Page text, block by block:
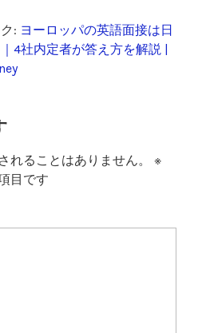
: ヨーロッパの英語面接は日
4社内定者が答え方を解説 |
れることはありません。
※
目です